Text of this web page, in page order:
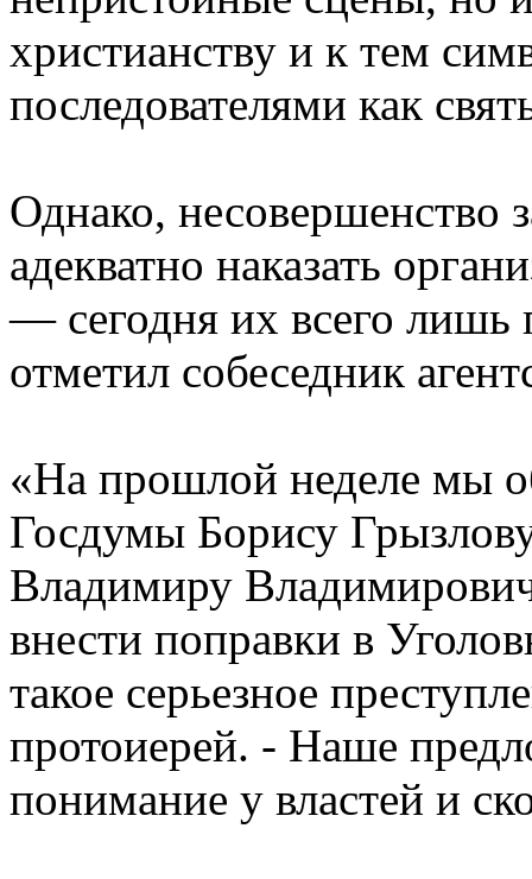
христианству и к тем
последователями как
Однако, несовершенство
адекватно наказать
— сегодня их всего лишь
отметил собеседник
«На прошлой неделе мы
Госдумы Борису
Владимиру
внести поправки в
такое серьезное
протоиерей. - Наше
понимание у властей и